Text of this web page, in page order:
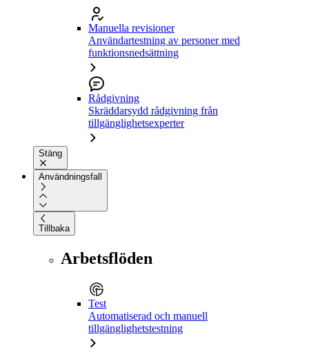
Manuella revisioner
Användartestning av personer med
funktionsnedsättning
Rådgivning
Skräddarsydd rådgivning från
tillgänglighetsexperter
Stäng
Användningsfall
Tillbaka
Arbetsflöden
Test
Automatiserad och manuell
tillgänglighetstestning